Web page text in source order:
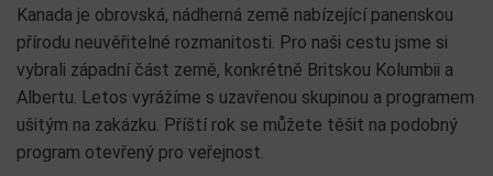
Kanada je obrovská, nádherná země nabízející panenskou
přírodu neuvěřitelné rozmanitosti. Pro naši cestu jsme si
vybrali západní část země, konkrétně Britskou Kolumbii a
Albertu. Letos vyrážíme s uzavřenou skupinou a programem
ušitým na zakázku. Příští rok se můžete těšit na podobný
program otevřený pro veřejnost.